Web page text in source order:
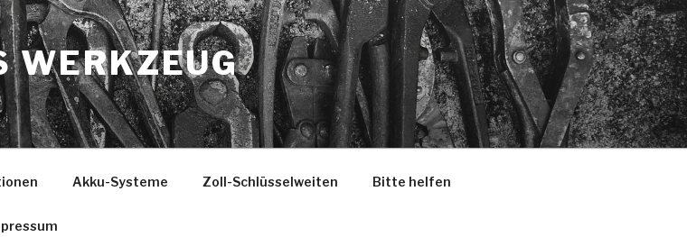
WERKZEUG
Akku-Systeme Zoll-Schlüsselweiten Bitte helfen